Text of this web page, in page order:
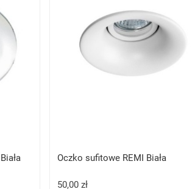
Oczko sufitowe REMI Biała
50,00 zł